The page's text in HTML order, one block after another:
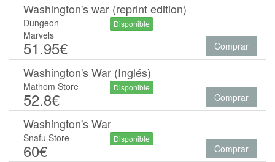
Washington's war (reprint edition)
Dungeon
Marvels
51.95€
Disponible
Comprar
Washington's War (Inglés)
Mathom Store
52.8€
Disponible
Comprar
Washington's War
Snafu Store
60€
Disponible
Comprar